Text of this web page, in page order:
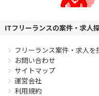
ITフリーランスの案件・求人
フリーランス案件・求人を
お問い合わせ
サイトマップ
運営会社
利用規約